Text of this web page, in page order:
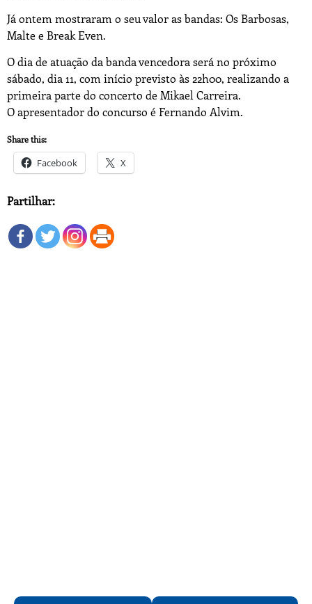
Já ontem mostraram o seu valor as bandas: Os Barbosas,
Malte e Break Even.
O dia de atuação da banda vencedora será no próximo
sábado, dia 11, com início previsto às 22h00, realizando a
primeira parte do concerto de Mikael Carreira.
O apresentador do concurso é Fernando Alvim.
Share this:
Facebook X
Partilhar: